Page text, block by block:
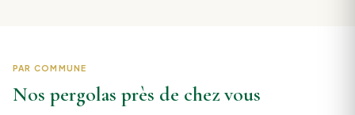
PAR COMMUNE
Nos pergolas près de chez vous